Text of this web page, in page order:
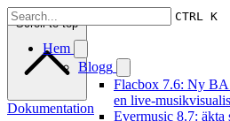
CTRL K
Hem
Blogg
Flacbox 7.6: Ny
en live-
Evermusic 8.7: äkta
Scroll to top
Dokumentation